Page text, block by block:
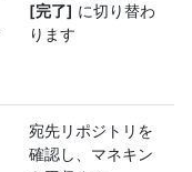
[完了] に切り替わ
ります
宛先リポジトリを
確認し、マネキン